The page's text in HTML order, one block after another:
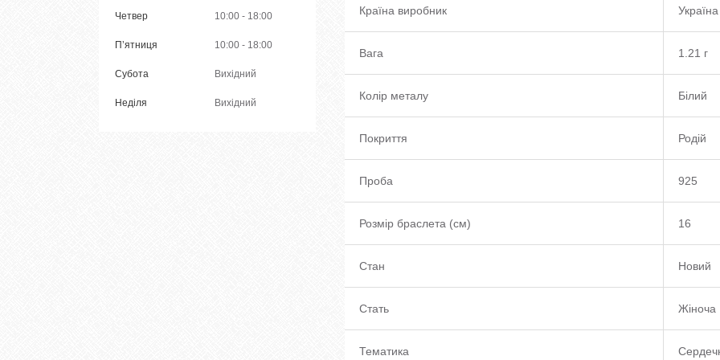
Країна виробник Україна
Вага 1.21 г
Колір металу Білий
Покриття Родій
Проба 925
Розмір браслета (см) 16
Стан Новий
Стать Жіноча
Тематика
Четвер 10:00 18:00
Пʼятниця 10:00 18:00
Субота Вихідний
Неділя Вихідний